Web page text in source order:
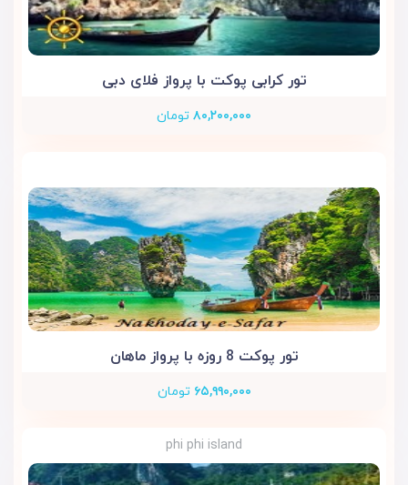
تور کرابی پوکت با پرواز فلای دبی
۸۰,۲۰۰,۰۰۰ تومان
تور پوکت 8 روزه با پرواز ماهان
۶۵,۹۹۰,۰۰۰ تومان
phi phi island